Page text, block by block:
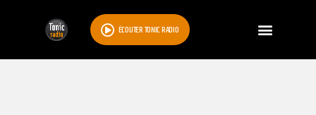
ÉCOUTER TONIC RADIO